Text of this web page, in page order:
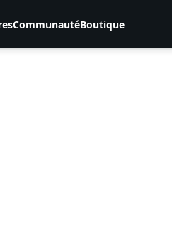
CommunautéBoutique